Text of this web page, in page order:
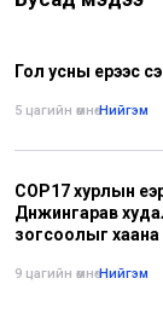
Гол усны үерээс
5 цагийн өмнө•Нийгэм
COP17 хурлын
Дүнжингарав
зогсоолыг хаана
9 цагийн өмнө•Нийгэм